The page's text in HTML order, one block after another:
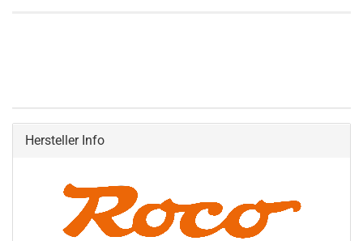
Hersteller Info